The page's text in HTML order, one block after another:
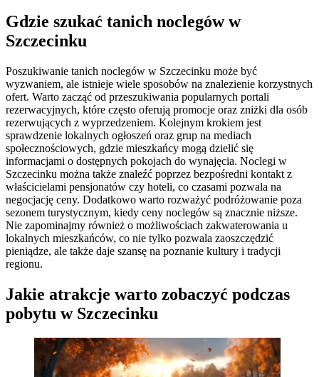
Gdzie szukać tanich noclegów w
Szczecinku
Poszukiwanie tanich noclegów w Szczecinku może być
wyzwaniem, ale istnieje wiele sposobów na znalezienie korzystnych
ofert. Warto zacząć od przeszukiwania popularnych portali
rezerwacyjnych, które często oferują promocje oraz zniżki dla osób
rezerwujących z wyprzedzeniem. Kolejnym krokiem jest
sprawdzenie lokalnych ogłoszeń oraz grup na mediach
społecznościowych, gdzie mieszkańcy mogą dzielić się
informacjami o dostępnych pokojach do wynajęcia. Noclegi w
Szczecinku można także znaleźć poprzez bezpośredni kontakt z
właścicielami pensjonatów czy hoteli, co czasami pozwala na
negocjację ceny. Dodatkowo warto rozważyć podróżowanie poza
sezonem turystycznym, kiedy ceny noclegów są znacznie niższe.
Nie zapominajmy również o możliwościach zakwaterowania u
lokalnych mieszkańców, co nie tylko pozwala zaoszczędzić
pieniądze, ale także daje szansę na poznanie kultury i tradycji
regionu.
Jakie atrakcje warto zobaczyć podczas
pobytu w Szczecinku